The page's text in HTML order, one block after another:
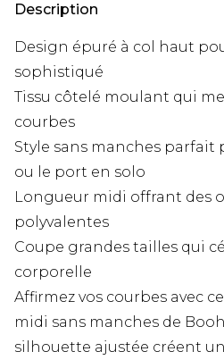
Description
Design épuré à col haut
sophistiqué
Tissu côtelé moulant qui
courbes
Style sans manches
ou le port en solo
Longueur midi offrant des
polyvalentes
Coupe grandes tailles qui
corporelle
Affirmez vos courbes avec
midi sans manches de
silhouette ajustée créent